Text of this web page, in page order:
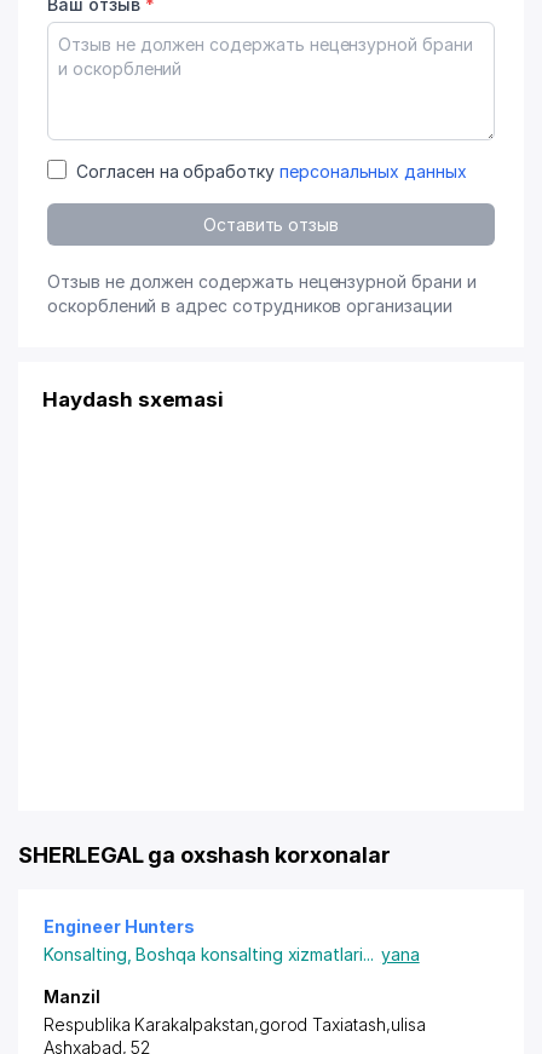
Ваш отзыв *
Согласен на обработку персональных данных
Оставить отзыв
Отзыв не должен содержать нецензурной брани и
оскорблений в адрес сотрудников организации
Haydash sxemasi
SHERLEGAL ga oxshash korxonalar
Engineer Hunters
Konsalting ,Boshqa konsalting xizmatlari... yana
Manzil
Respublika Karakalpakstan,gorod Taxiatash,ulisa
Ashxabad, 52